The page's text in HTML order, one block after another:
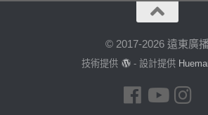
© 2017-2026 遠東廣
技術提供 - 設計提供